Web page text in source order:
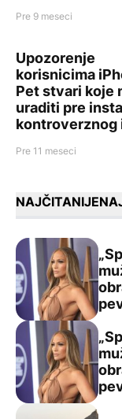
Pre 9 meseci
Upozorenje
Upozorenje
korisnicima
Pet stvari koje
uraditi pre
kontroverznog
Pre 11 meseci
NAJČITANIJE
„Spavao je sa
„Spavao je sa